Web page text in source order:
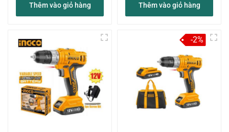
Thêm vào giỏ hàng Thêm vào giỏ hàng
-2%